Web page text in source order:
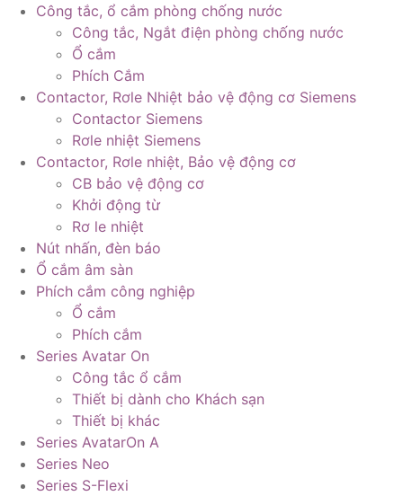
Công tắc, ổ cắm phòng chống nước
Công tắc, Ngắt điện phòng chống nước
Ổ cắm
Phích Cắm
Contactor, Rơle Nhiệt bảo vệ động cơ Siemens
Contactor Siemens
Rơle nhiệt Siemens
Contactor, Rơle nhiệt, Bảo vệ động cơ
CB bảo vệ động cơ
Khởi động từ
Rơ le nhiệt
Nút nhấn, đèn báo
Ổ cắm âm sàn
Phích cắm công nghiệp
Ổ cắm
Phích cắm
Series Avatar On
Công tắc ổ cắm
Thiết bị dành cho Khách sạn
Thiết bị khác
Series AvatarOn A
Series Neo
Series S-Flexi